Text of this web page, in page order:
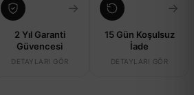
→
2 Yıl Garanti
Güvencesi
DETAYLARI GÖR
→
15 Gün Koşulsuz
İade
DETAYLARI GÖR